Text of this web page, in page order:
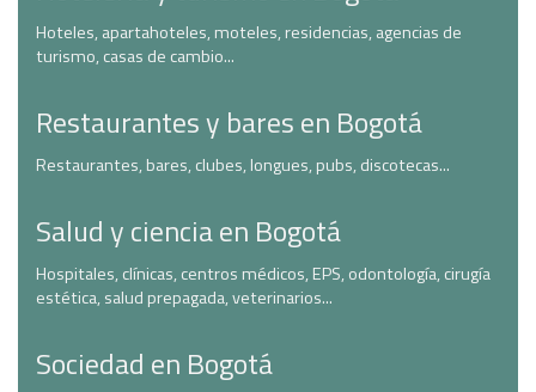
Hoteles, apartahoteles, moteles, residencias, agencias de
turismo, casas de cambio...
Restaurantes y bares en Bogotá
Restaurantes, bares, clubes, longues, pubs, discotecas...
Salud y ciencia en Bogotá
Hospitales, clínicas, centros médicos, EPS, odontología, cirugía
estética, salud prepagada, veterinarios...
Sociedad en Bogotá